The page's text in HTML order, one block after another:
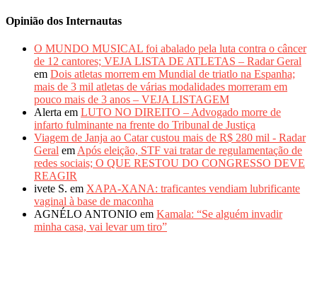
Opinião dos Internautas
O MUNDO MUSICAL foi abalado pela luta contra o câncer
de 12 cantores; VEJA LISTA DE ATLETAS – Radar Geral
em Dois atletas morrem em Mundial de triatlo na Espanha;
mais de 3 mil atletas de várias modalidades morreram em
pouco mais de 3 anos – VEJA LISTAGEM
Alerta em LUTO NO DIREITO – Advogado morre de
infarto fulminante na frente do Tribunal de Justiça
Viagem de Janja ao Catar custou mais de R$ 280 mil - Radar
Geral em Após eleição, STF vai tratar de regulamentação de
redes sociais; O QUE RESTOU DO CONGRESSO DEVE
REAGIR
ivete S. em XAPA-XANA: traficantes vendiam lubrificante
vaginal à base de maconha
AGNÉLO ANTONIO em Kamala: “Se alguém invadir
minha casa, vai levar um tiro”